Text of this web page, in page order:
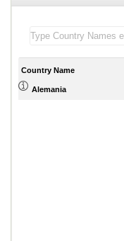
Country Name
Alemania